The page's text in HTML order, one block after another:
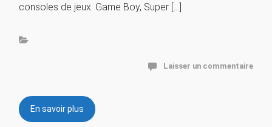
consoles de jeux. Game Boy, Super […]
Laisser un commentaire
En savoir plus